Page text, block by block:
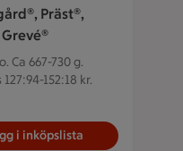
Präst®,
Grevé®
Ca 667-730 g.
152:18 kr.
i inköpslista